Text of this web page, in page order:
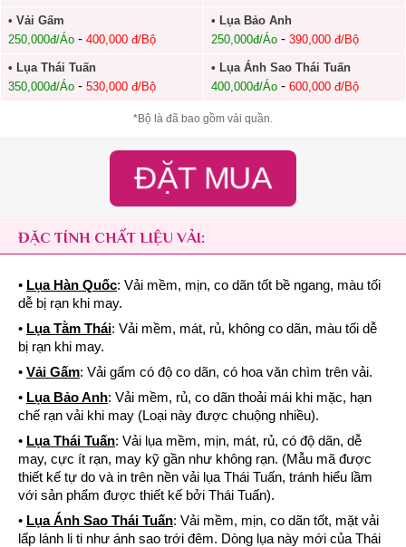
• Vải Gấm
250,000đ/Áo - 400,000 đ/Bộ
• Lụa Bảo Anh
250,000đ/Áo- 390,000 đ/Bộ
• Lụa Thái Tuấn
350,000đ/Áo - 530,000 đ/Bộ
• Lụa Ánh Sao Thái Tuấn
400,000đ/Áo- 600,000 đ/Bộ
*Bộ là đã bao gồm vải quần.
ĐẶT MUA
ĐẶC TÍNH CHẤT LIỆU VẢI:
• Lụa Hàn Quốc: Vải mềm, mịn, co dãn tốt bề ngang, màu tối
dễ bị rạn khi may.
• Lụa Tằm Thái: Vải mềm, mát, rủ, không co dãn, màu tối dễ
bị rạn khi may.
• Vải Gấm: Vải gấm có độ co dãn, có hoa văn chìm trên vải.
• Lụa Bảo Anh: Vải mềm, rủ, co dãn thoải mái khi mặc, hạn
chế rạn vải khi may (Loại này được chuộng nhiều).
• Lụa Thái Tuấn: Vải lụa mềm, mịn, mát, rủ, có độ dãn, dễ
may, cực ít rạn, may kỹ gần như không rạn. (Mẫu mã được
thiết kế tự do và in trên nền vải lụa Thái Tuấn, tránh hiểu lầm
với sản phẩm được thiết kế bởi Thái Tuấn).
• Lụa Ánh Sao Thái Tuấn: Vải mềm, mịn, co dãn tốt, mặt vải
lấp lánh li ti như ánh sao trới đêm. Dòng lụa này mới của Thái